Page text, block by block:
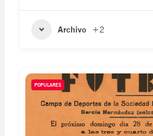
Archivo +2
POPULARES